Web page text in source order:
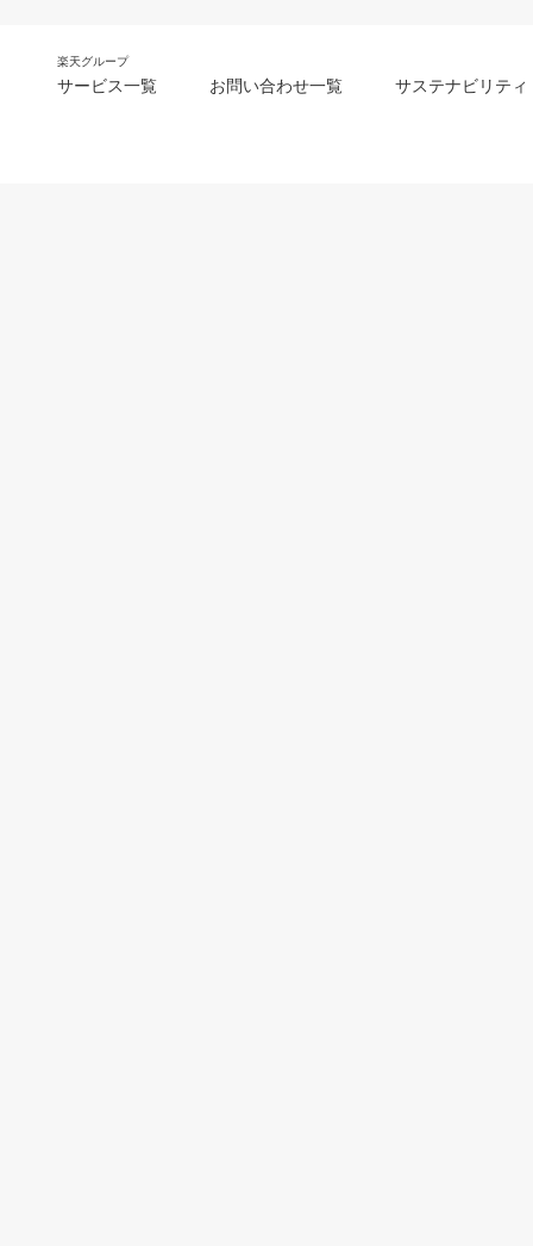
楽天グループ
サービス一覧 お問い合わせ一覧 サステナビリティ